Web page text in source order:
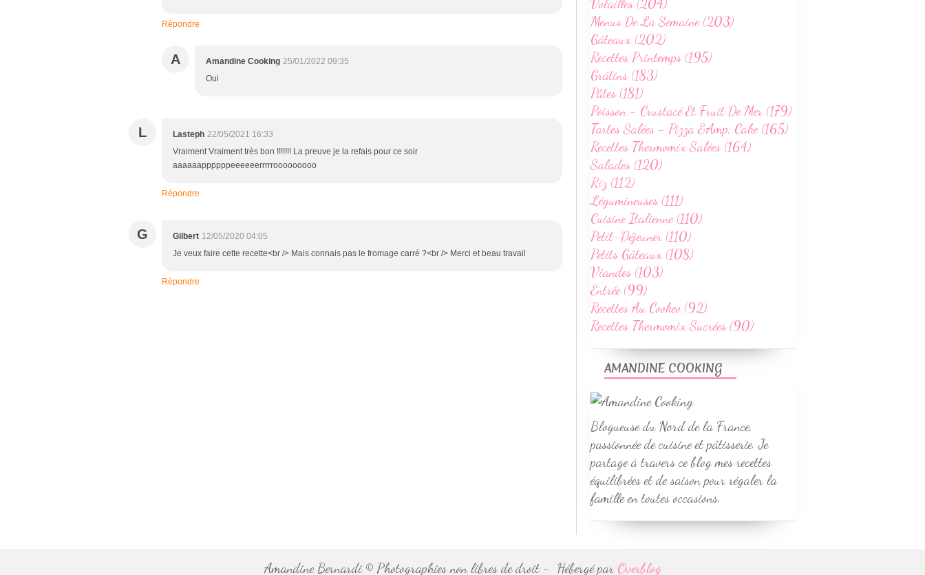
Répondre
A Amandine Cooking 25/01/2022 09:35
Oui
L Lasteph 22/05/2021 16:33
Vraiment Vraiment très bon !!!!!!! La preuve je la refais pour ce soir
aaaaaappppppeeeeeerrrrrooooooooo
Répondre
G Gilbert 12/05/2020 04:05
Je veux faire cette recette<br /> Mais connais pas le fromage carré ?<br /> Merci et beau travail
Répondre
AMANDINE COOKING
Blogueuse du Nord de la France,
passionnée de cuisine et pâtisserie. Je
partage à travers ce blog mes recettes
équilibrées et de saison pour régaler la
famille en toutes occasions.
Menus De La Semaine (203)
Gâteaux (202)
Recettes Printemps (195)
Grâtins (183)
Pâtes (181)
Poisson - Crustacé Et Fruit De Mer (179)
Tartes Salées - Pizza &Amp; Cake (165)
Recettes Thermomix Salées (164)
Salades (120)
Riz (112)
Légumineuses (111)
Cuisine Italienne (110)
Petit-Déjeuner (110)
Petits Gâteaux (108)
Viandes (103)
Entrée (99)
Recettes Au Cookeo (92)
Recettes Thermomix Sucrées (90)
Amandine Bernardi © Photographies non libres de droit - Hébergé par Overblog